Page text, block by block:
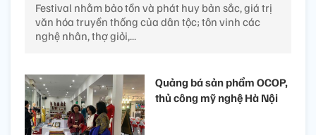
Festival nhằm bảo tồn và phát huy bản sắc, giá trị
văn hóa truyền thống của dân tộc; tôn vinh các
nghệ nhân, thợ giỏi,...
Quảng bá sản phẩm OCOP,
thủ công mỹ nghệ Hà Nội